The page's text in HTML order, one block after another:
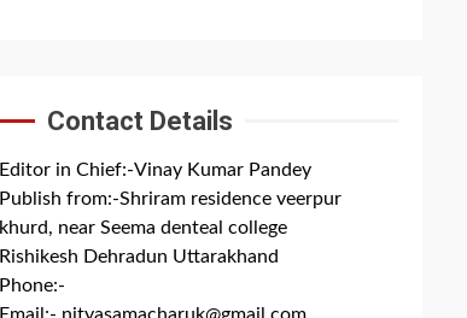
Contact Details
Editor in Chief:-Vinay Kumar Pandey
Publish from:-Shriram residence veerpur
khurd, near Seema denteal college
Rishikesh Dehradun Uttarakhand
Phone:-